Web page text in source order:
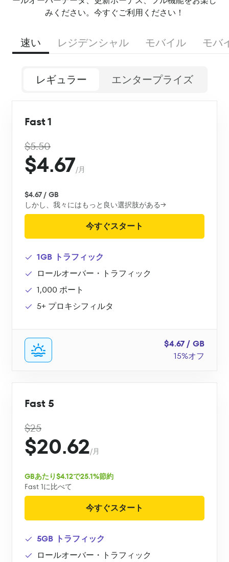
みください。今すぐご利用ください！
速い レジデンシャル モバイル モバ
レギュラー エンタープライズ
Fast 1
$5.50
$4.67/月
$4.67 / GB
しかし、我々にはもっと良い選択肢がある→
今すぐスタート
1GB トラフィック
ロールオーバー・トラフィック
1,000 ポート
5+ プロキシフィルタ
$4.67 / GB
15%オフ
Fast 5
$25
$20.62/月
GBあたり$4.12で25.1%節約
Fast 1に比べて
今すぐスタート
5GB トラフィック
ロールオーバー・トラフィック